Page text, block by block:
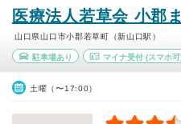
医療法人若草会 小郡
山口県山口市小郡若草町（新山口駅）
駐車場あり マイナ受付(スマホ可
土曜（〜17:00）